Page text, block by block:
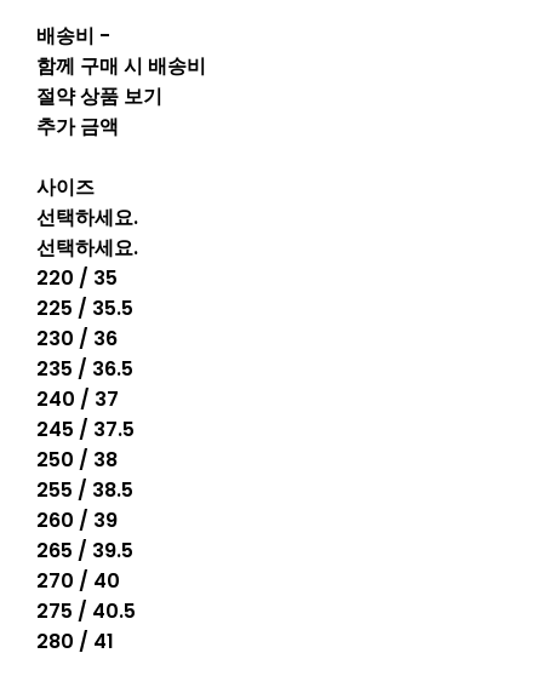
배송비 -
함께 구매 시 배송비
절약 상품 보기
추가 금액
사이즈
선택하세요.
선택하세요.
220 / 35
225 / 35.5
230 / 36
235 / 36.5
240 / 37
245 / 37.5
250 / 38
255 / 38.5
260 / 39
265 / 39.5
270 / 40
275 / 40.5
280 / 41